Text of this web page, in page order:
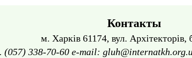
Контакты
м. Харків 61174, вул. Архітекторів,
(057) 338-70-60 e-mail: